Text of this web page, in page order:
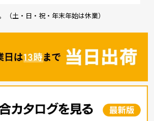
（土・日・祝・年末年始は休業）